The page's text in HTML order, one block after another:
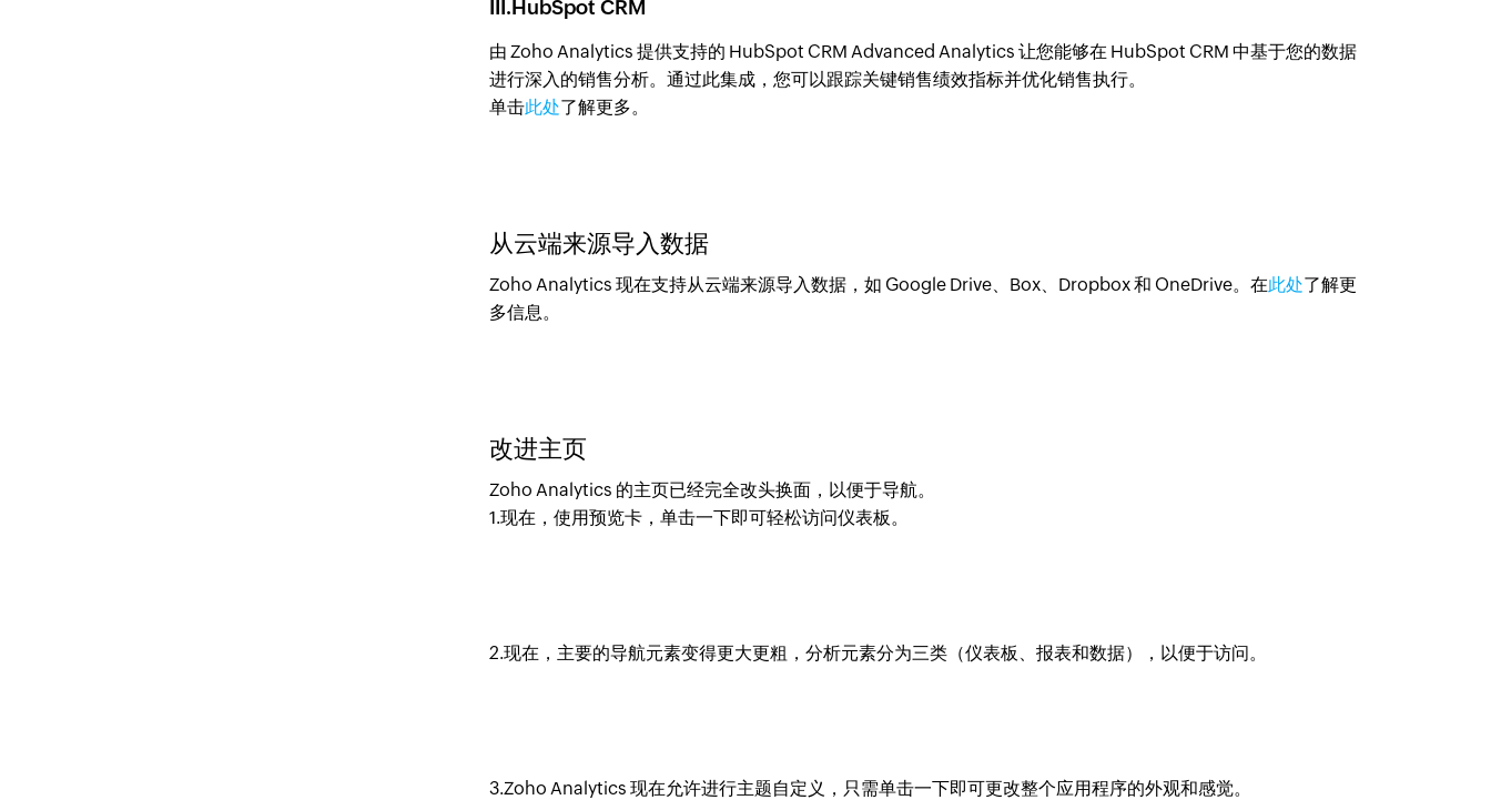
III.HubSpot CRM
由 Zoho Analytics 提供支持的 HubSpot CRM Advanced Analytics 让您能够在 HubSpot CRM 中基于您的数据
进行深入的销售分析。通过此集成，您可以跟踪关键销售绩效指标并优化销售执行。
单击此处了解更多。
从云端来源导入数据
Zoho Analytics 现在支持从云端来源导入数据，如 Google Drive、Box、Dropbox 和 OneDrive。在此处了解更
多信息。
改进主页
Zoho Analytics 的主页已经完全改头换面，以便于导航。
1.现在，使用预览卡，单击一下即可轻松访问仪表板。
2.现在，主要的导航元素变得更大更粗，分析元素分为三类（仪表板、报表和数据），以便于访问。
3.Zoho Analytics 现在允许进行主题自定义，只需单击一下即可更改整个应用程序的外观和感觉。